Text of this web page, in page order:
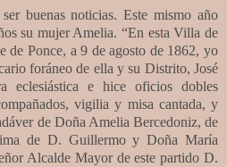
buenas noticias. Este mismo año
su mujer Amelia. “En esta Villa de
de Ponce, a 9 de agosto de 1862, yo
foráneo de ella y su Distrito, José
eclesiástica e hice oficios dobles
vigilia y misa cantada, y
de Doña Amelia Bercedoniz, de
de D. Guillermo y Doña María
Alcalde Mayor de este partido D.